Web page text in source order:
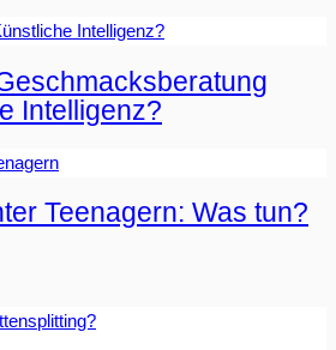
Intelligenz?
Teenagern: Was tun?